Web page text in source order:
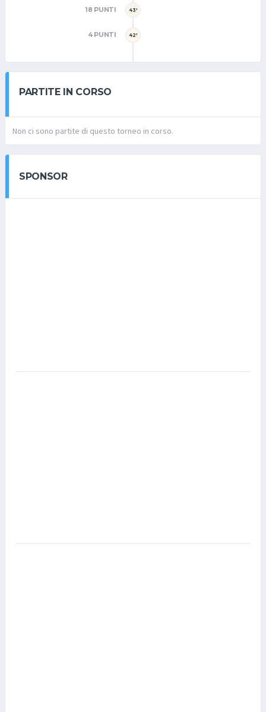
43'
18 PUNTI
42'
4 PUNTI
PARTITE IN CORSO
Non ci sono partite di questo torneo in corso.
SPONSOR